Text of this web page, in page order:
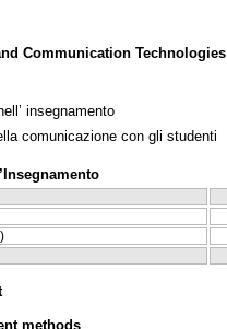
Communication Technologies
insegnamento
comunicazione con gli studenti
methods